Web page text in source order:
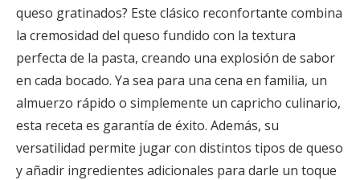
queso gratinados? Este clásico reconfortante combina
la cremosidad del queso fundido con la textura
perfecta de la pasta, creando una explosión de sabor
en cada bocado. Ya sea para una cena en familia, un
almuerzo rápido o simplemente un capricho culinario,
esta receta es garantía de éxito. Además, su
versatilidad permite jugar con distintos tipos de queso
y añadir ingredientes adicionales para darle un toque